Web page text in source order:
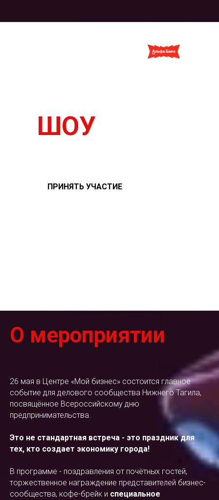
ШОУ
ПРИНЯТЬ УЧАСТИЕ
О мероприятии
26 мая в Центре «Мой бизнес» состоится главное
событие для делового сообщества Нижнего Тагила,
посвящённое Всероссийскому дню
предпринимательства.
Это не стандартная встреча - это праздник для
тех, кто создает экономику города!
В программе - поздравления от почётных гостей,
торжественное награждение представителей бизнес-
сообщества, кофе-брейк и специальное